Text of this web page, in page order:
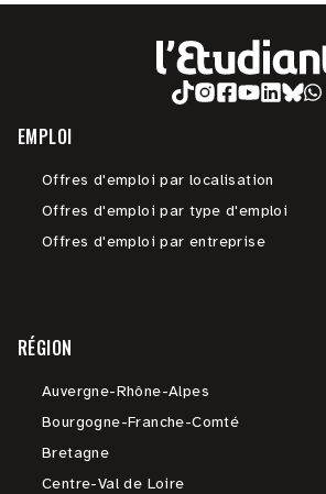
EMPLOI
Offres d'emploi par localisation
Offres d'emploi par type d'emploi
Offres d'emploi par entreprise
RÉGION
Auvergne-Rhône-Alpes
Bourgogne-Franche-Comté
Bretagne
Centre-Val de Loire